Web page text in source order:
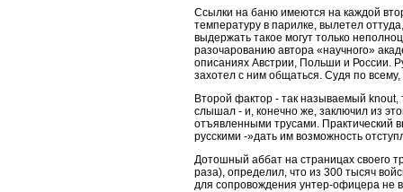
Ссылки на баню имеются на каждой
температуру в парилке, вылетел
выдержать такое могут только
разочарованию автора «научного»
описаниях Австрии, Польши и России.
захотел с ним общаться. Судя по
Второй фактор - так называемый knout,
слышал - и, конечно же, заключил из
отъявленными трусами. Практический
русскими -»дать им возможность
Дотошный аббат на страницах своего
раза), определил, что из 300 тысяч
для сопровождения унтер-офицера не